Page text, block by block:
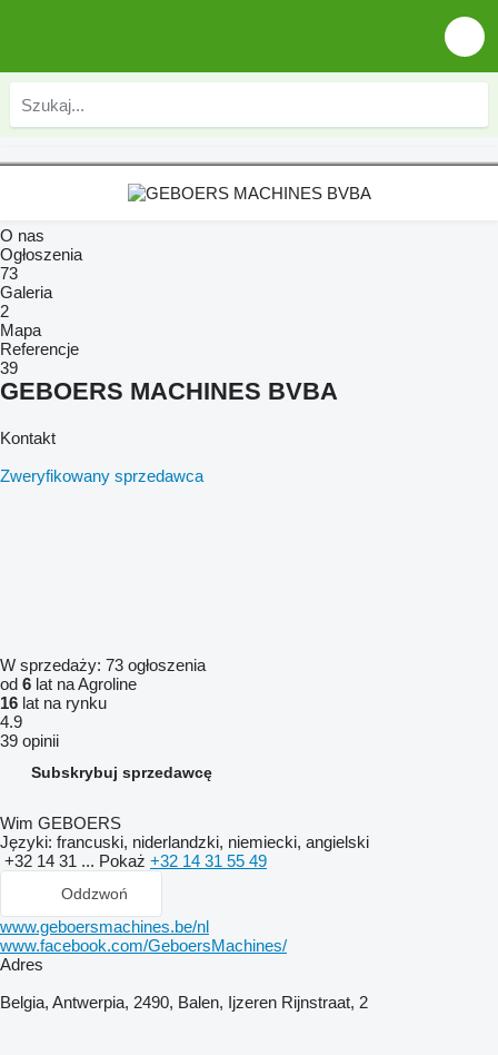
O nas
Ogłoszenia
73
Galeria
2
Mapa
Referencje
39
GEBOERS MACHINES BVBA
Kontakt
Zweryfikowany sprzedawca
W sprzedaży: 73 ogłoszenia
od 6 lat na Agroline
16 lat na rynku
4.9
39 opinii
Subskrybuj sprzedawcę
Wim GEBOERS
Języki: francuski, niderlandzki, niemiecki, angielski
+32 14 31 ... Pokaż +32 14 31 55 49
Oddzwoń
www.geboersmachines.be/nl
www.facebook.com/GeboersMachines/
Adres
Belgia, Antwerpia, 2490, Balen, Ijzeren Rijnstraat, 2